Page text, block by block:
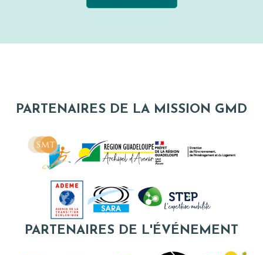
PARTENAIRES DE LA MISSION GMD
PARTENAIRES DE L'ÉVÉNEMENT